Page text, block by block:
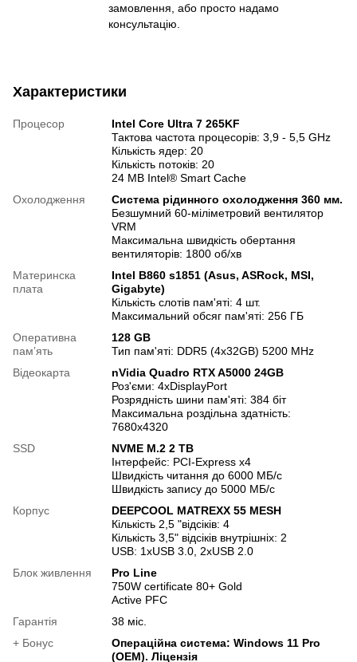
замовлення, або просто надамо
консультацію.
Характеристики
Процесор
Intel Core Ultra 7 265KF
Тактова частота процесорів: 3,9 - 5,5 GHz
Кількість ядер: 20
Кількість потоків: 20
24 MB Intel® Smart Cache
Охолодження
Система рідинного охолодження 360 мм.
Безшумний 60-міліметровий вентилятор
VRM
Максимальна швидкість обертання
вентиляторів: 1800 об/хв
Материнска
плата
Intel B860 s1851 (Asus, ASRock, MSI,
Gigabyte)
Кількість слотів пам'яті: 4 шт.
Максимальний обсяг пам'яті: 256 ГБ
Оперативна
памʼять
128 GB
Тип пам'яті: DDR5 (4x32GB) 5200 MHz
Відеокарта
nVidia Quadro RTX A5000 24GB
Роз'єми: 4хDisplayPort
Розрядність шини пам'яті: 384 біт
Максимальна роздільна здатність:
7680х4320
SSD
NVME M.2 2 TB
Інтерфейс: PCI-Express x4
Швидкість читання до 6000 МБ/с
Швидкість запису до 5000 МБ/с
Корпус
DEEPCOOL MATREXX 55 MESH
Кількість 2,5 "відсіків: 4
Кількість 3,5" відсіків внутрішніх: 2
USB: 1хUSB 3.0, 2хUSB 2.0
Блок живлення
Pro Line
750W certificate 80+ Gold
Active PFC
Гарантія
38 міс.
+ Бонус
Операційна система: Windows 11 Pro
(OEM). Ліцензія